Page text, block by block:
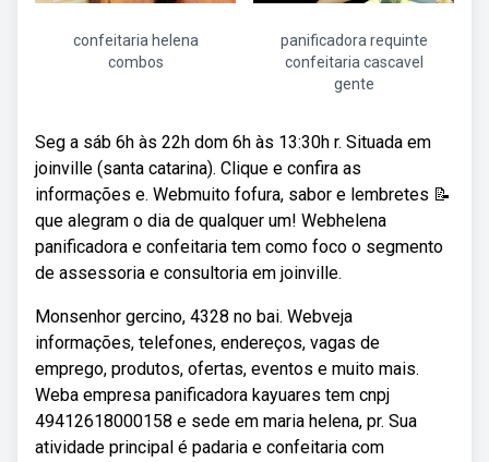
confeitaria helena
combos
panificadora requinte
confeitaria cascavel
gente
Seg a sáb 6h às 22h dom 6h às 13:30h r. Situada em
joinville (santa catarina). Clique e confira as
informações e. Webmuito fofura, sabor e lembretes 📝
que alegram o dia de qualquer um! Webhelena
panificadora e confeitaria tem como foco o segmento
de assessoria e consultoria em joinville.
Monsenhor gercino, 4328 no bai. Webveja
informações, telefones, endereços, vagas de
emprego, produtos, ofertas, eventos e muito mais.
Weba empresa panificadora kayuares tem cnpj
49412618000158 e sede em maria helena, pr. Sua
atividade principal é padaria e confeitaria com